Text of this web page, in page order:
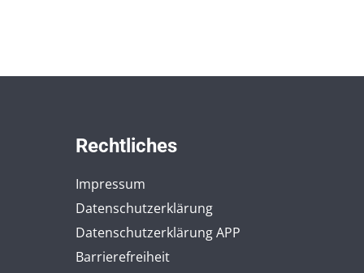
Rechtliches
Impressum
Datenschutzerklärung
Datenschutzerklärung APP
Barrierefreiheit